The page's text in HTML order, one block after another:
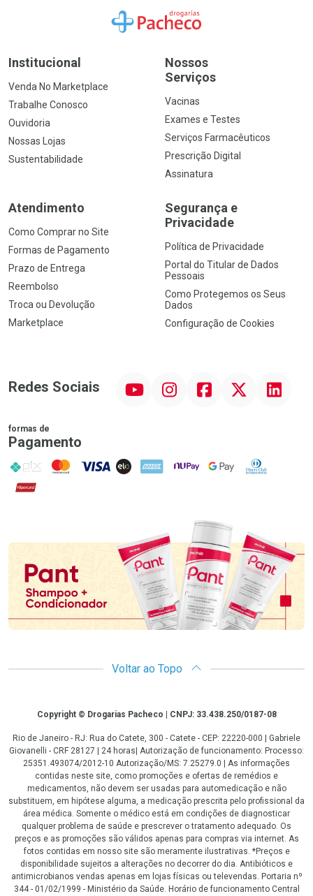
Ir para a Home
Institucional
Venda No Marketplace
Trabalhe Conosco
Ouvidoria
Nossas Lojas
Sustentabilidade
Nossos
Serviços
Vacinas
Exames e Testes
Serviços Farmacêuticos
Prescrição Digital
Assinatura
Atendimento
Como Comprar no Site
Formas de Pagamento
Prazo de Entrega
Reembolso
Troca ou Devolução
Marketplace
Segurança e
Privacidade
Política de Privacidade
Portal do Titular de Dados
Pessoais
Como Protegemos os Seus
Dados
Configuração de Cookies
Redes Sociais InstagramFacebook Linkedin
formas de
Pagamento
PIX MasterCard
VISA ELO AMEX NuPay Google PayDiners Club
Hipercard
Promoção em Destaque
Voltar ao Topo
CopyrightCopyright © Drogarias Pacheco | CNPJ: 33.438.250/0187-08
Rio de Janeiro - RJ: Rua do Catete, 300 - Catete - CEP: 22220-000 | Gabriele
Giovanelli - CRF 28127 | 24 horas| Autorização de funcionamento: Processo:
25351.493074/2012-10 Autorização/MS: 7.25279.0 | As informações
contidas neste site, como promoções e ofertas de remédios e
medicamentos, não devem ser usadas para automedicação e não
substituem, em hipótese alguma, a medicação prescrita pelo profissional da
área médica. Somente o médico está em condições de diagnosticar
qualquer problema de saúde e prescrever o tratamento adequado. Os
preços e as promoções são válidos apenas para compras via internet. As
fotos contidas em nosso site são meramente ilustrativas. *Preços e
disponibilidade sujeitos a alterações no decorrer do dia. Antibióticos e
antimicrobianos vendas apenas em lojas físicas ou televendas. Portaria nº
344 - 01/02/1999 - Ministério da Saúde. Horário de funcionamento Central